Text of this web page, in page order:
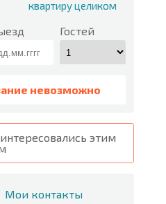
квартиру целиком
Гостей
невозможно
этим
Мои контакты